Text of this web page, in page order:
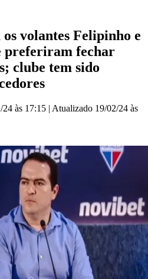
volantes Felipinho e
preferiram fechar
clube tem sido
24 às 17:15 | Atualizado 19/02/24 às